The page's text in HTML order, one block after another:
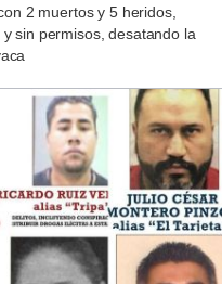
2 muertos y 5 heridos,
sin permisos, desatando la